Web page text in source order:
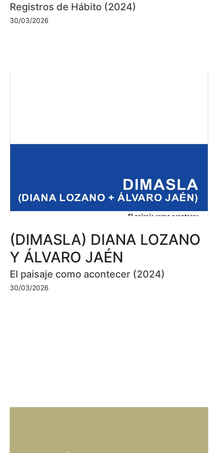
Registros de Hábito (2024)
30/03/2026
(DIMASLA) DIANA LOZANO
Y ÁLVARO JAÉN
El paisaje como acontecer (2024)
30/03/2026